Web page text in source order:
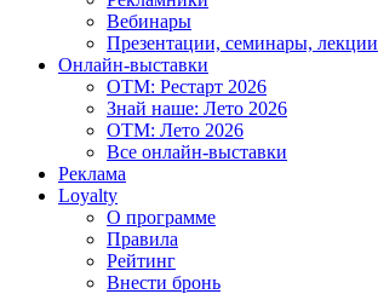
Вебинары
Презентации, семинары, лекции
Онлайн-выставки
OTM: Рестарт 2026
Знай наше: Лето 2026
OTM: Лето 2026
Все онлайн-выставки
Реклама
Loyalty
О программе
Правила
Рейтинг
Внести бронь